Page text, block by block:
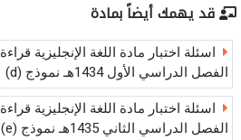
قد يهمك أيضاً بمادة
اسئلة اختبار مادة اللغة الإنجليزية قراءة
الفصل الدراسي الأول 1434هـ نموذج (d)
اسئلة اختبار مادة اللغة الإنجليزية قراءة
الفصل الدراسي الثاني 1435هـ نموذج (e)